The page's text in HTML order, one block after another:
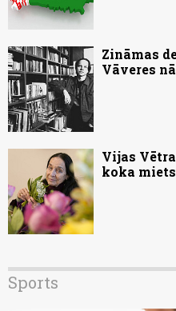
Zināmas
Vāveres
Vijas
koka miets
Sports